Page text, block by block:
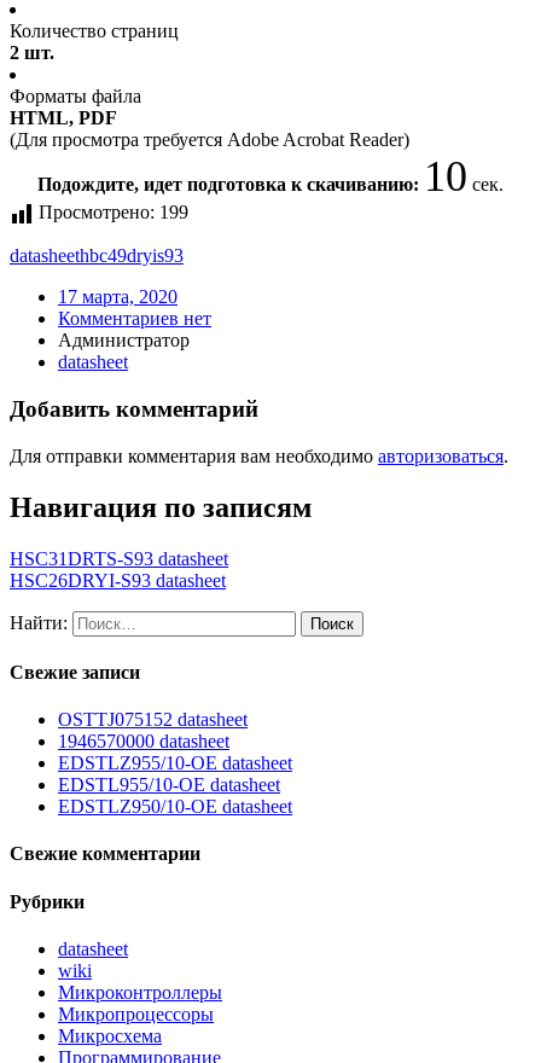
Количество страниц
2 шт.
Форматы файла
HTML, PDF
(Для просмотра требуется Adobe Acrobat Reader)
Подождите, идет подготовка к скачиванию: 10 сек.
Просмотрено: 199
datasheethbc49dryis93
17 марта, 2020
Комментариев нет
Администратор
datasheet
Добавить комментарий
Для отправки комментария вам необходимо авторизоваться.
Навигация по записям
HSC31DRTS-S93 datasheet
HSC26DRYI-S93 datasheet
Найти:
Свежие записи
OSTTJ075152 datasheet
1946570000 datasheet
EDSTLZ955/10-OE datasheet
EDSTL955/10-OE datasheet
EDSTLZ950/10-OE datasheet
Свежие комментарии
Рубрики
datasheet
wiki
Микроконтроллеры
Микропроцессоры
Микросхема
Программирование